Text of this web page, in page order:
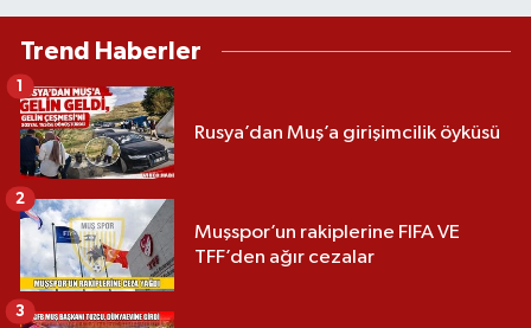
Trend Haberler
Rusya’dan Muş’a girişimcilik öyküsü
1
Muşspor’un rakiplerine FIFA VE
TFF’den ağır cezalar
2
3